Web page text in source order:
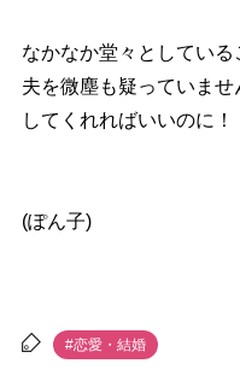
なかなか堂々としてい
夫を微塵も疑っていま
してくれればいいのに！
(ぽん子)
#恋愛・結婚